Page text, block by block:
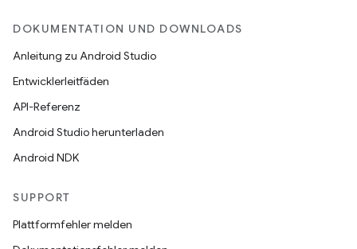
DOKUMENTATION UND DOWNLOADS
Anleitung zu Android Studio
Entwicklerleitfäden
API-Referenz
Android Studio herunterladen
Android NDK
SUPPORT
Plattformfehler melden